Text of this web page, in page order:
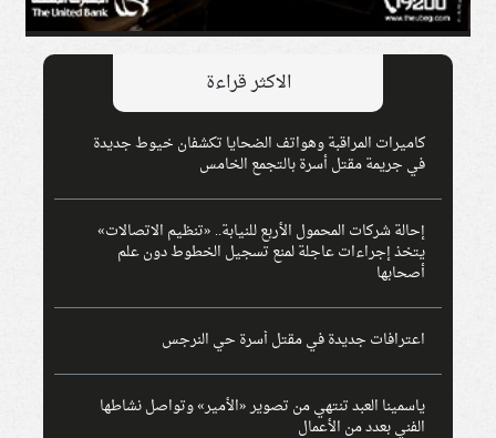
الاكثر قراءة
كاميرات المراقبة وهواتف الضحايا تكشفان خيوط جديدة
في جريمة مقتل أسرة بالتجمع الخامس
إحالة شركات المحمول الأربع للنيابة.. «تنظيم الاتصالات»
يتخذ إجراءات عاجلة لمنع تسجيل الخطوط دون علم
أصحابها
اعترافات جديدة في مقتل أسرة حي النرجس
ياسمينا العبد تنتهي من تصوير «الأمير» وتواصل نشاطها
الفني بعدد من الأعمال